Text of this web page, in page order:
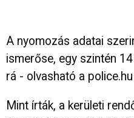
A nyomozás adatai
ismerőse, egy szintén
rá - olvasható a
Mint írták, a kerületi